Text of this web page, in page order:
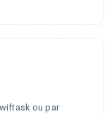
ou par